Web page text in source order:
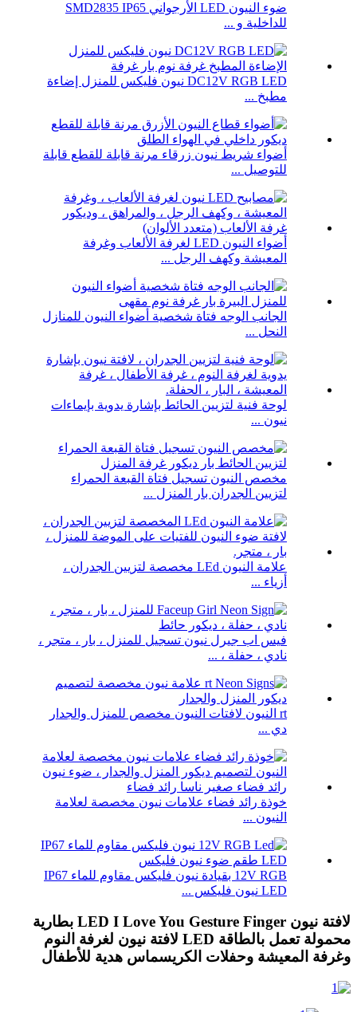
ضوء النيون LED الأرجواني SMD2835 IP65
للداخلية و ...
DC12V RGB LED نيون فليكس للمنزل إضاءة
مطبخ ...
أضواء شريط نيون زرقاء مرنة قابلة للقطع قابلة
للتوصيل ...
أضواء النيون LED لغرفة الألعاب وغرفة
المعيشة وكهف الرجل ...
الجانب الوجه فتاة شخصية أضواء النيون للمنازل
النحل ...
لوحة فنية لتزيين الحائط بإشارة يدوية بإيماءات
نيون ...
مخصص النيون تسجيل فتاة القبعة الحمراء
لتزيين الجدران بار المنزل ...
علامة النيون LEd مخصصة لتزيين الجدران ،
أزياء ...
فيس اب جيرل نيون تسجيل للمنزل ، بار ، متجر ،
نادي ، حفلة ، ...
rt النيون لافتات النيون مخصص للمنزل والجدار
دي ...
خوذة رائد فضاء علامات نيون مخصصة لعلامة
النيون ...
12V RGB بقيادة نيون فليكس مقاوم للماء IP67
LED نيون فليكس ...
لافتة نيون LED I Love You Gesture Finger بطارية
محمولة تعمل بالطاقة LED لافتة نيون لغرفة النوم
وغرفة المعيشة وحفلات الكريسماس هدية للأطفال